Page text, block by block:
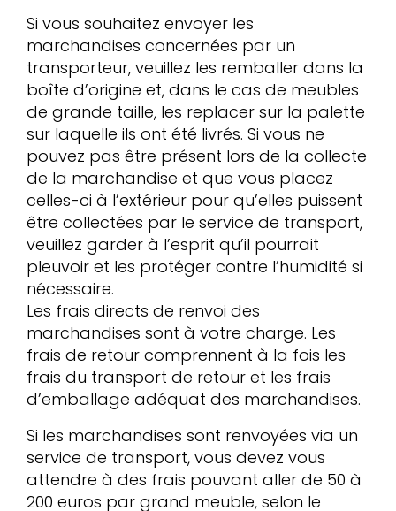
Si vous souhaitez envoyer les
marchandises concernées par un
transporteur, veuillez les remballer dans la
boîte d’origine et, dans le cas de meubles
de grande taille, les replacer sur la palette
sur laquelle ils ont été livrés. Si vous ne
pouvez pas être présent lors de la collecte
de la marchandise et que vous placez
celles-ci à l’extérieur pour qu’elles puissent
être collectées par le service de transport,
veuillez garder à l’esprit qu’il pourrait
pleuvoir et les protéger contre l’humidité si
nécessaire.
Les frais directs de renvoi des
marchandises sont à votre charge. Les
frais de retour comprennent à la fois les
frais du transport de retour et les frais
d’emballage adéquat des marchandises.
Si les marchandises sont renvoyées via un
service de transport, vous devez vous
attendre à des frais pouvant aller de 50 à
200 euros par grand meuble, selon le